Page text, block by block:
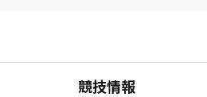
競技情報